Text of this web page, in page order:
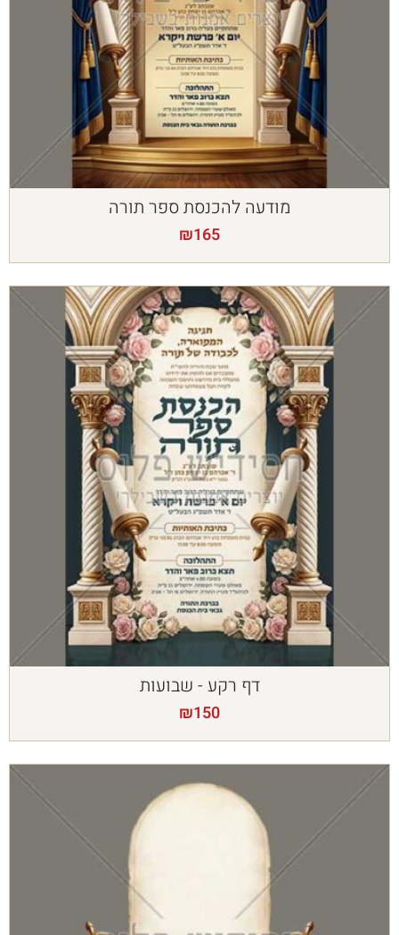
מודעה להכנסת ספר תורה
₪165
דף רקע - שבועות
₪150